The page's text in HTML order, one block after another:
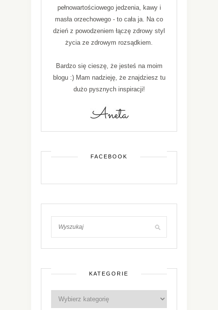
pełnowartościowego jedzenia, kawy i
masła orzechowego - to cała ja. Na co
dzień z powodzeniem łączę zdrowy styl
życia ze zdrowym rozsądkiem.
Bardzo się cieszę, że jesteś na moim
blogu :) Mam nadzieję, że znajdziesz tu
dużo pysznych inspiracji!
FACEBOOK
KATEGORIE